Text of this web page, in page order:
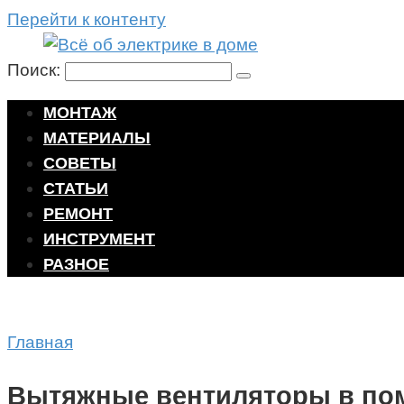
Перейти к контенту
Поиск:
МОНТАЖ
МАТЕРИАЛЫ
СОВЕТЫ
СТАТЬИ
РЕМОНТ
ИНСТРУМЕНТ
РАЗНОЕ
Главная
Вытяжные вентиляторы в